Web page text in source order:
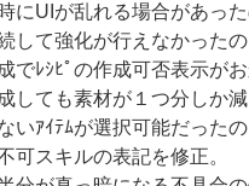
にUIが乱れる場合があった
して強化が行えなかったの
でﾚｼﾋﾟの作成可否表示が
しても素材が１つ分しか減
いｱｲﾃﾑが選択可能だったの
可スキルの表記を修正。